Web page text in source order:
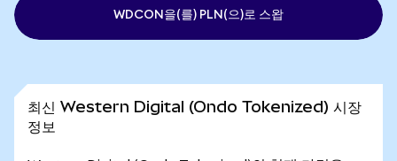
WDCON을(를) PLN(으)로 스왑
최신 Western Digital (Ondo Tokenized) 시장
정보